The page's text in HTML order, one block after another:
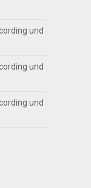
und
und
und